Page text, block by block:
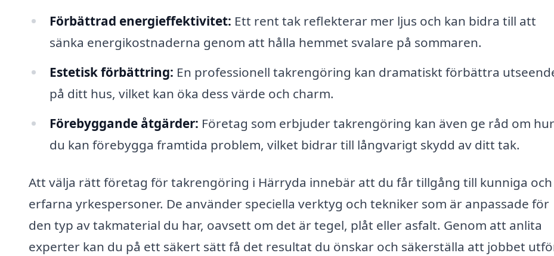
Förbättrad energieffektivitet: Ett rent tak reflekterar mer ljus och kan bidra till att
sänka energikostnaderna genom att hålla hemmet svalare på sommaren.
Estetisk förbättring: En professionell takrengöring kan dramatiskt förbättra
på ditt hus, vilket kan öka dess värde och charm.
Förebyggande åtgärder: Företag som erbjuder takrengöring kan även ge råd om hur
du kan förebygga framtida problem, vilket bidrar till långvarigt skydd av ditt tak.
Att välja rätt företag för takrengöring i Härryda innebär att du får tillgång till kunniga och
erfarna yrkespersoner. De använder speciella verktyg och tekniker som är anpassade för
den typ av takmaterial du har, oavsett om det är tegel, plåt eller asfalt. Genom att anlita
experter kan du på ett säkert sätt få det resultat du önskar och säkerställa att jobbet